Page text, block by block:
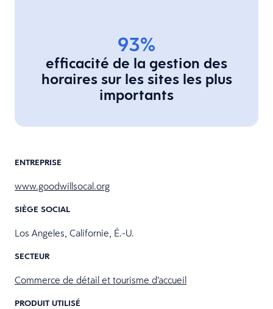
93%
efficacité de la gestion des
horaires sur les sites les plus
importants
ENTREPRISE
www.goodwillsocal.org
SIÈGE SOCIAL
Los Angeles, Californie, É.-U.
SECTEUR
Commerce de détail et tourisme d’accueil
PRODUIT UTILISÉ